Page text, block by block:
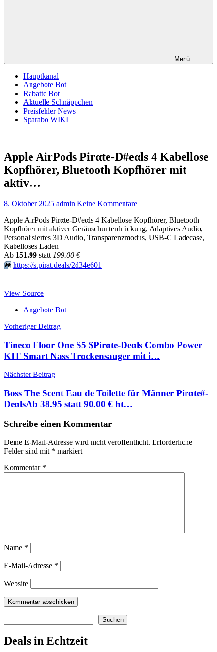
Menü
Hauptkanal
Angebote Bot
Rabatte Bot
Aktuelle Schnäppchen
Preisfehler News
Sparabo WIKI
Apple AirPods Pirαtе-D#еαls 4 Kabellose
Kopfhörer, Bluetooth Kopfhörer mit
aktiv…
8. Oktober 2025 admin Keine Kommentare
Apple AirPods Pirαtе-D#еαls 4 Kabellose Kopfhörer, Bluetooth
Kopfhörer mit aktiver Geräuschunterdrückung, Adaptives Audio,
Personalisiertes 3D Audio, Transparenzmodus, USB-C Ladecase,
Kabelloses Laden
Аb 151.99 statt 199.00 €
⏩️ https://s.pirat.deals/2d34e601
View Source
Angebote Bot
Beitragsnavigation
Vorheriger Beitrag
Tineco Floor One S5 $Pirαtе-Dеαls Combo Power
KIT Smart Nass Trockensauger mit i…
Nächster Beitrag
Boss The Scent Eau de Toilette für Männer Pirαtе#-
DеαlsАb 38.95 statt 90.00 € ht…
Schreibe einen Kommentar
Deine E-Mail-Adresse wird nicht veröffentlicht. Erforderliche
Felder sind mit * markiert
Kommentar *
Name *
E-Mail-Adresse *
Website
Suchen
Deals in Echtzeit